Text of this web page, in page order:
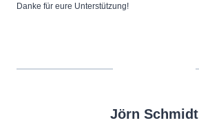
Danke für eure Unterstützung!
Jörn Schmidt